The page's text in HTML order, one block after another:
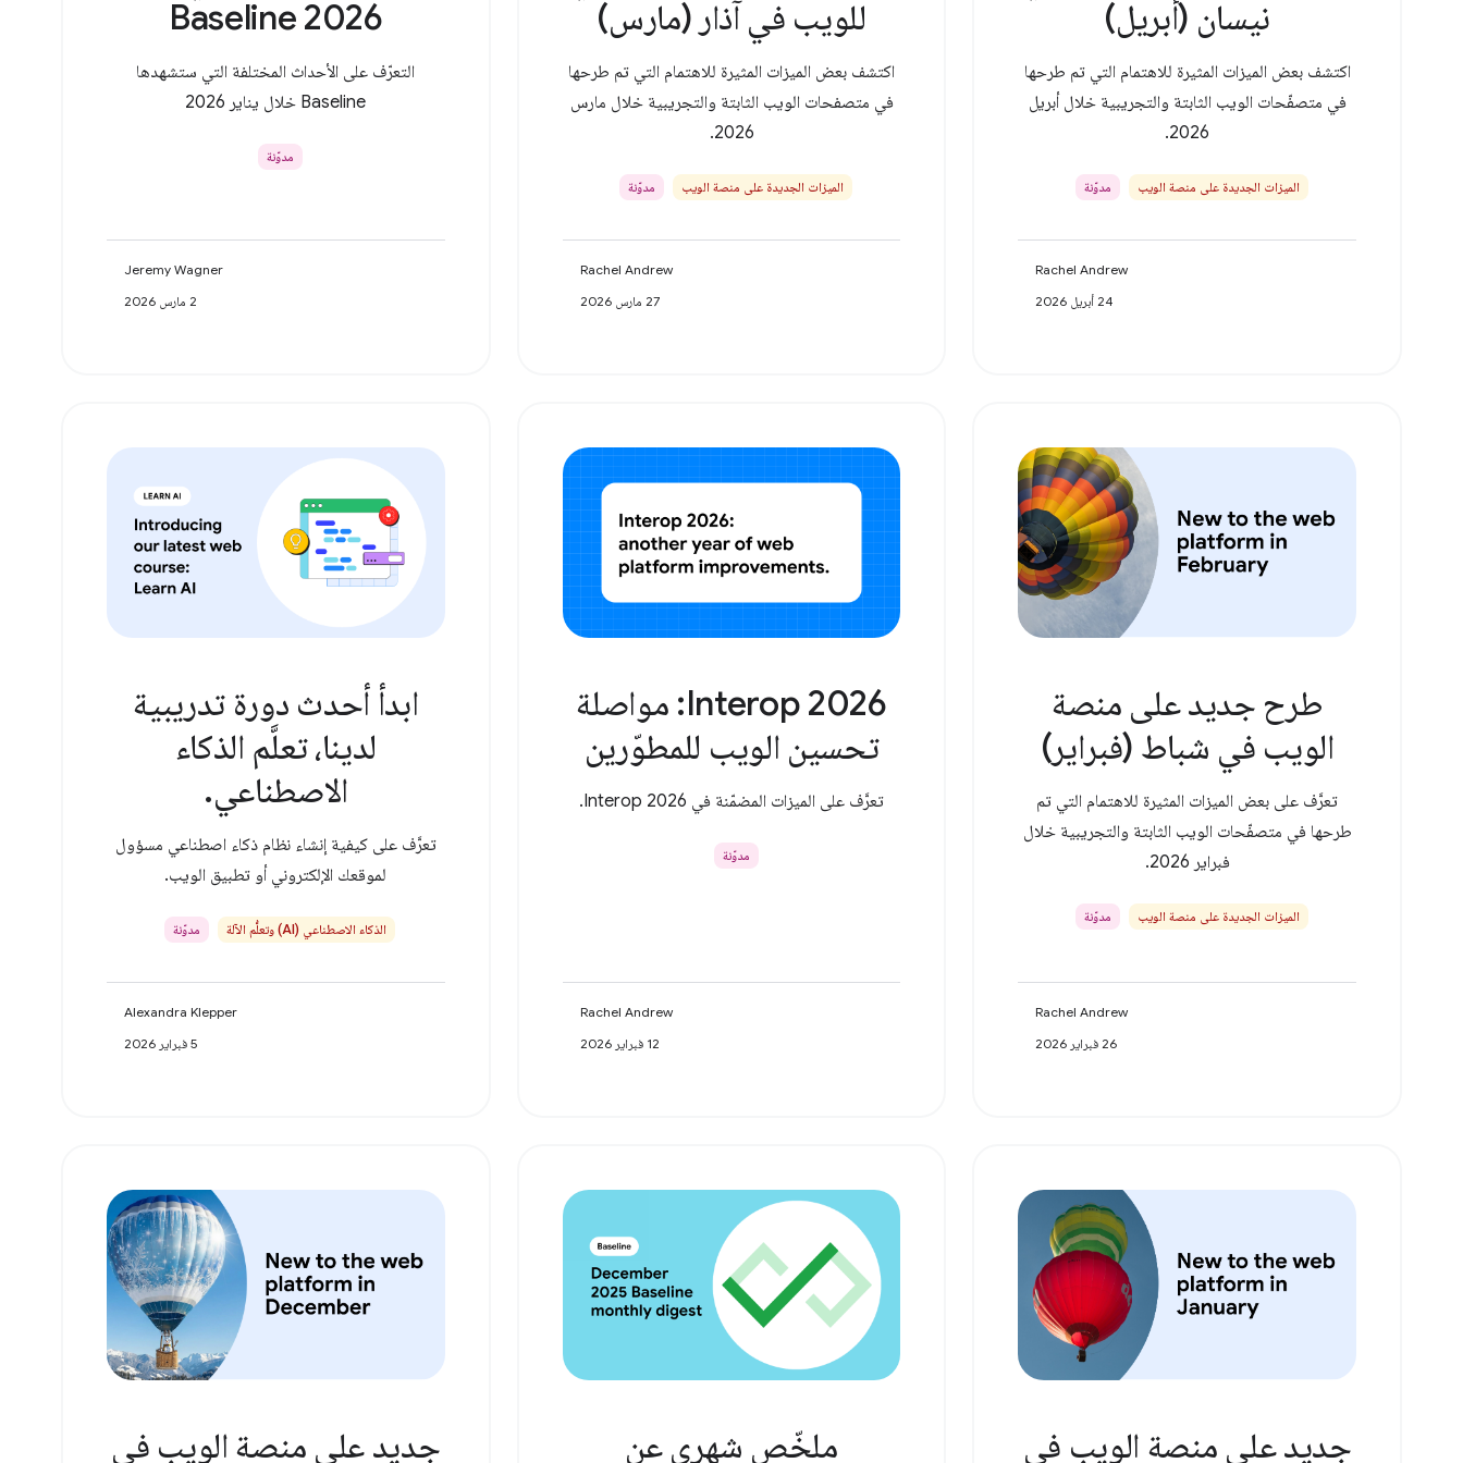
نيسان (أبريل)
اكتشف بعض الميزات المثيرة للاهتمام التي تم طرحها
في متصفّحات الويب الثابتة والتجريبية خلال أبريل
2026.
الميزات الجديدة على منصة الويب مدوّنة
Rachel Andrew
24 أبريل 2026
للويب في آذار (مارس)
اكتشف بعض الميزات المثيرة للاهتمام التي تم طرحها
في متصفحات الويب الثابتة والتجريبية خلال مارس
2026.
الميزات الجديدة على منصة الويب مدوّنة
Rachel Andrew
27 مارس 2026
Baseline 2026
التعرّف على الأحداث المختلفة التي ستشهدها
Baseline خلال يناير 2026
مدوّنة
Jeremy Wagner
2 مارس 2026
طرح جديد على منصة
الويب في شباط (فبراير)
تعرَّف على بعض الميزات المثيرة للاهتمام التي تم
طرحها في متصفّحات الويب الثابتة والتجريبية خلال
فبراير 2026.
الميزات الجديدة على منصة الويب مدوّنة
Rachel Andrew
26 فبراير 2026
Interop 2026: مواصلة
تحسين الويب للمطوّرين
تعرَّف على الميزات المضمّنة في Interop 2026.
مدوّنة
Rachel Andrew
12 فبراير 2026
ابدأ أحدث دورة تدريبية
لدينا، تعلَّم الذكاء
الاصطناعي.
تعرَّف على كيفية إنشاء نظام ذكاء اصطناعي مسؤول
لموقعك الإلكتروني أو تطبيق الويب.
الذكاء الاصطناعي (AI) وتعلُّم الآلة مدوّنة
Alexandra Klepper
5 فبراير 2026
جديد على منصة الويب في ملخّص شهري عن جديد على منصة الويب في